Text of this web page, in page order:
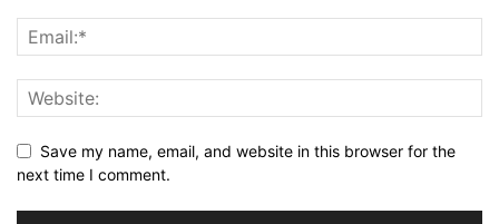
Save my name, email, and website in this browser for the
next time I comment.